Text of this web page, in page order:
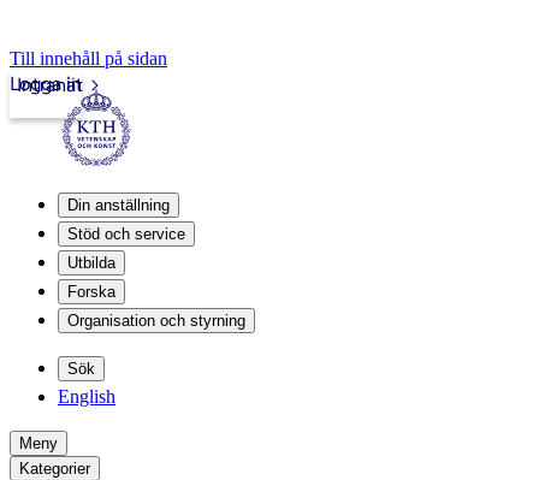
Till innehåll på sidan
Intranät
Logga in
Din anställning
Stöd och service
Utbilda
Forska
Organisation och styrning
Sök
English
Meny
Kategorier